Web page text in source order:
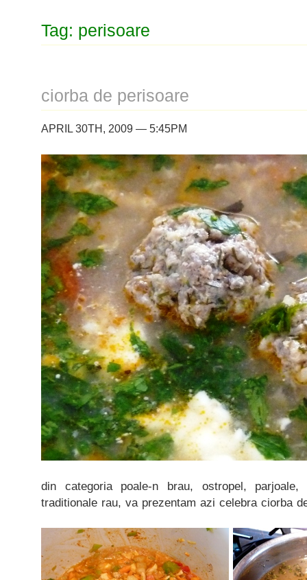
Tag: perisoare
ciorba de perisoare
APRIL 30TH, 2009 — 5:45PM
din categoria poale-n brau, ostropel,
traditionale rau, va prezentam azi celebra ciorba